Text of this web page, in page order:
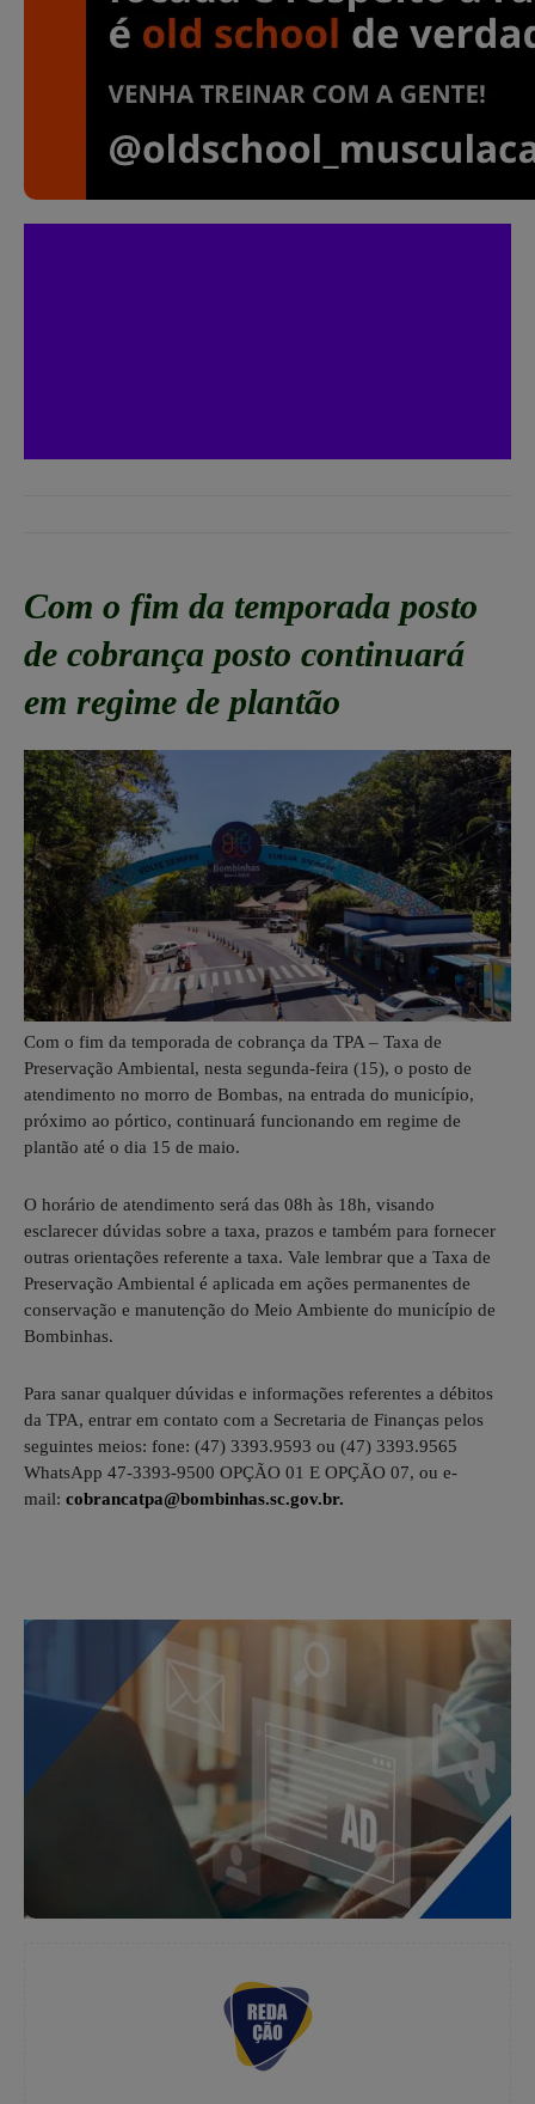
Com o fim da temporada posto
de cobrança posto continuará
em regime de plantão
Com o fim da temporada de cobrança da TPA – Taxa de
Preservação Ambiental, nesta segunda-feira (15), o posto de
atendimento no morro de Bombas, na entrada do município,
próximo ao pórtico, continuará funcionando em regime de
plantão até o dia 15 de maio.
O horário de atendimento será das 08h às 18h, visando
esclarecer dúvidas sobre a taxa, prazos e também para fornecer
outras orientações referente a taxa. Vale lembrar que a Taxa de
Preservação Ambiental é aplicada em ações permanentes de
conservação e manutenção do Meio Ambiente do município de
Bombinhas.
Para sanar qualquer dúvidas e informações referentes a débitos
da TPA, entrar em contato com a Secretaria de Finanças pelos
seguintes meios: fone: (47) 3393.9593 ou (47) 3393.9565
WhatsApp 47-3393-9500 OPÇÃO 01 E OPÇÃO 07, ou e-
mail: cobrancatpa@bombinhas.sc.gov.br.